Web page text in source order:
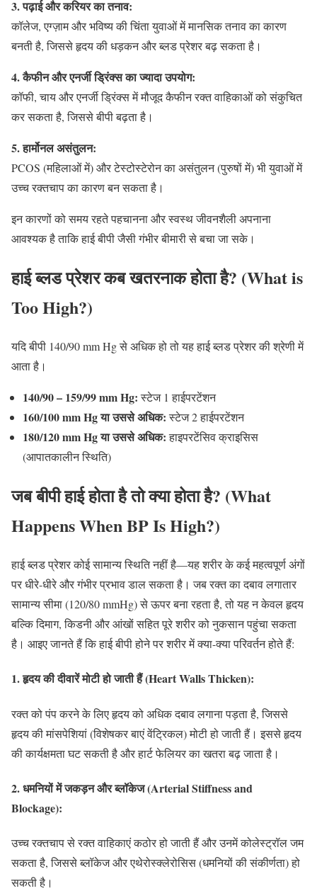
3. पढ़ाई और करियर का तनाव:
कॉलेज, एग्ज़ाम और भविष्य की चिंता युवाओं में मानसिक तनाव का कारण
बनती है, जिससे हृदय की धड़कन और ब्लड प्रेशर बढ़ सकता है।
4. कैफीन और एनर्जी ड्रिंक्स का ज्यादा उपयोग:
कॉफी, चाय और एनर्जी ड्रिंक्स में मौजूद कैफीन रक्त वाहिकाओं को संकुचित
कर सकता है, जिससे बीपी बढ़ता है।
5. हार्मोनल असंतुलन:
PCOS (महिलाओं में) और टेस्टोस्टेरोन का असंतुलन (पुरुषों में) भी युवाओं में
उच्च रक्तचाप का कारण बन सकता है।
इन कारणों को समय रहते पहचानना और स्वस्थ जीवनशैली अपनाना
आवश्यक है ताकि हाई बीपी जैसी गंभीर बीमारी से बचा जा सके।
हाई ब्लड प्रेशर कब खतरनाक होता है? (What is
Too High?)
यदि बीपी 140/90 mm Hg से अधिक हो तो यह हाई ब्लड प्रेशर की श्रेणी में
आता है।
140/90 – 159/99 mm Hg:स्टेज 1 हाईपरटेंशन
160/100 mm Hg या उससे अधिक:स्टेज 2 हाईपरटेंशन
180/120 mm Hg या उससे अधिक:हाइपरटेंसिव क्राइसिस
(आपातकालीन स्थिति)
जब बीपी हाई होता है तो क्या होता है? (What
Happens When BP Is High?)
हाई ब्लड प्रेशर कोई सामान्य स्थिति नहीं है—यह शरीर के कई महत्वपूर्ण अंगों
पर धीरे-धीरे और गंभीर प्रभाव डाल सकता है। जब रक्त का दबाव लगातार
सामान्य सीमा (120/80 mmHg) से ऊपर बना रहता है, तो यह न केवल हृदय
बल्कि दिमाग, किडनी और आंखों सहित पूरे शरीर को नुकसान पहुंचा सकता
है। आइए जानते हैं कि हाई बीपी होने पर शरीर में क्या-क्या परिवर्तन होते हैं:
1.हृदय की दीवारें मोटी हो जाती हैं (Heart Walls Thicken):
रक्त को पंप करने के लिए हृदय को अधिक दबाव लगाना पड़ता है, जिससे
हृदय की मांसपेशियां (विशेषकर बाएं वेंट्रिकल) मोटी हो जाती हैं। इससे हृदय
की कार्यक्षमता घट सकती है और हार्ट फेलियर का खतरा बढ़ जाता है।
2.धमनियों में जकड़न और ब्लॉकेज (Arterial Stiffness and
Blockage):
उच्च रक्तचाप से रक्त वाहिकाएं कठोर हो जाती हैं और उनमें कोलेस्ट्रॉल जम
सकता है, जिससे ब्लॉकेज और एथेरोस्क्लेरोसिस (धमनियों की संकीर्णता) हो
सकती है।